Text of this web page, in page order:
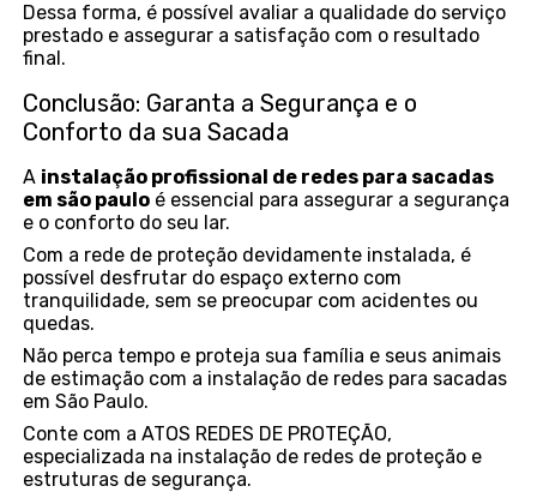
Dessa forma, é possível avaliar a qualidade do serviço
prestado e assegurar a satisfação com o resultado
final.
Conclusão: Garanta a Segurança e o
Conforto da sua Sacada
A instalação profissional de redes para sacadas
em são paulo é essencial para assegurar a segurança
e o conforto do seu lar.
Com a rede de proteção devidamente instalada, é
possível desfrutar do espaço externo com
tranquilidade, sem se preocupar com acidentes ou
quedas.
Não perca tempo e proteja sua família e seus animais
de estimação com a instalação de redes para sacadas
em São Paulo.
Conte com a ATOS REDES DE PROTEÇÃO,
especializada na instalação de redes de proteção e
estruturas de segurança.